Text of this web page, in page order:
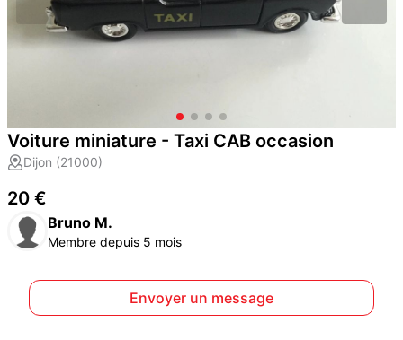
Voiture miniature - Taxi CAB occasion
Dijon (21000)
20 €
Bruno M.
Membre depuis 5 mois
Envoyer un message